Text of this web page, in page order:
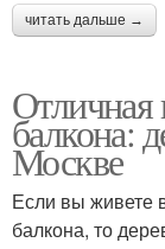
читать дальше →
Отличная
балкона:
Москве
Если вы живете
балкона, то